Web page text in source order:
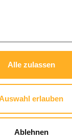
Alle zulassen
erlauben
Ablehnen